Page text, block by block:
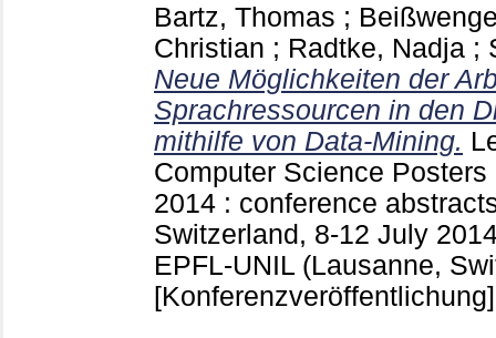
Bartz, Thomas ;
Christian ; Radtke, Nadja ;
Neue Möglichkeiten der
Sprachressourcen in den
mithilfe von Data-Mining.
Computer Science Posters
2014 : conference
Switzerland, 8-12 July
EPFL-UNIL (Lausanne,
[Konferenzveröffentlichung]